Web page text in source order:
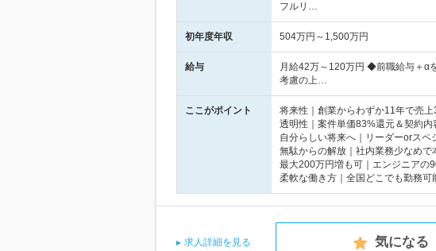
フルリ…
初年度年収 504万円～1,500万円
給与
月給42万～120万円 ◆前職給与＋α
考慮の上…
ここがポイント
将来性｜創業からわずか11年で売
透明性｜案件単価83%還元＆契約内
自分らしい将来へ｜リーダーorスペ
無駄からの解放｜社内業務少なめで
最大200万円増も可｜エンジニアの
柔軟な働き方｜全国どこでも勤務可
求人詳細を見る 気になる